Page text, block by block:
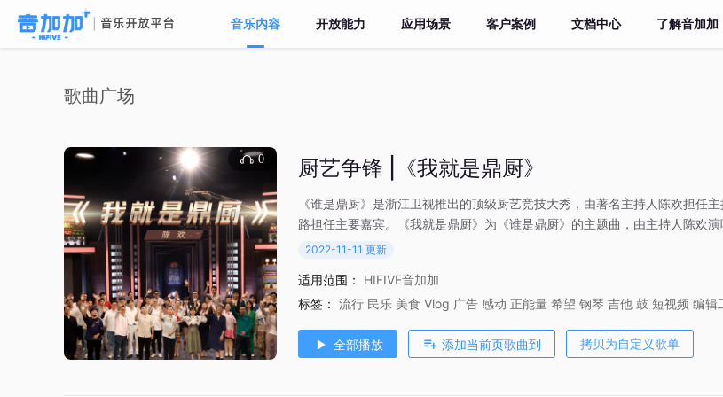
音乐内容 开放能力 应用场景 客户案例 文档中心 了解音加加
歌曲广场
0 厨艺争锋 |《我就是鼎厨》
《谁是鼎厨》是浙江卫视推出的顶级厨艺竞技大秀，由著名主持人陈欢担任
路担任主要嘉宾。《我就是鼎厨》为《谁是鼎厨》的主题曲，由主持人陈欢演
2022-11-11 更新
适用范围：
HIFIVE音加加
标签： 流行 民乐 美食 Vlog 广告 感动 正能量 希望 钢琴 吉他 鼓 短视频 编辑
全部播放 添加当前页歌曲到 拷贝为自定义歌单